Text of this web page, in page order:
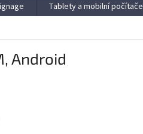
Tablety a mobilní počítače
Android